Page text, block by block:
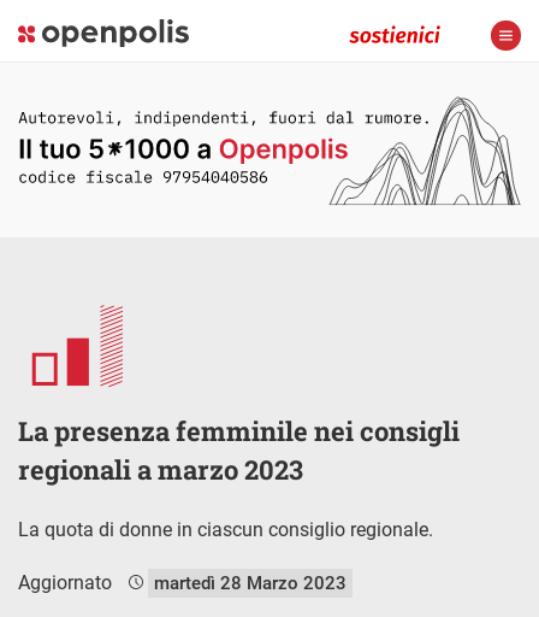
La presenza femminile nei consigli
regionali a marzo 2023
La quota di donne in ciascun consiglio regionale.
Aggiornato martedì 28 Marzo 2023